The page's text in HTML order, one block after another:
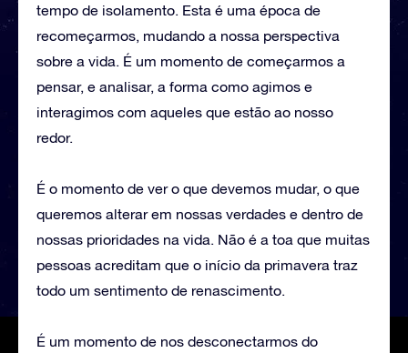
tempo de isolamento. Esta é uma época de
recomeçarmos, mudando a nossa perspectiva
sobre a vida. É um momento de começarmos a
pensar, e analisar, a forma como agimos e
interagimos com aqueles que estão ao nosso
redor.
É o momento de ver o que devemos mudar, o que
queremos alterar em nossas verdades e dentro de
nossas prioridades na vida. Não é a toa que muitas
pessoas acreditam que o início da primavera traz
todo um sentimento de renascimento.
É um momento de nos desconectarmos do